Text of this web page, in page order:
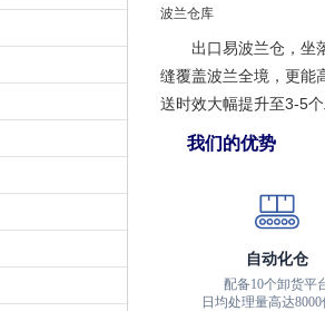
波兰仓库
出口易波兰仓，坐
缝覆盖波兰全境，更能
送时效大幅提升至3-5
我们的优势
自动化仓
配备10个卸货平
日均处理量高达